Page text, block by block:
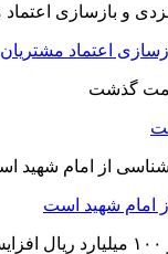
اعتماد مشتریان
امام شهید است